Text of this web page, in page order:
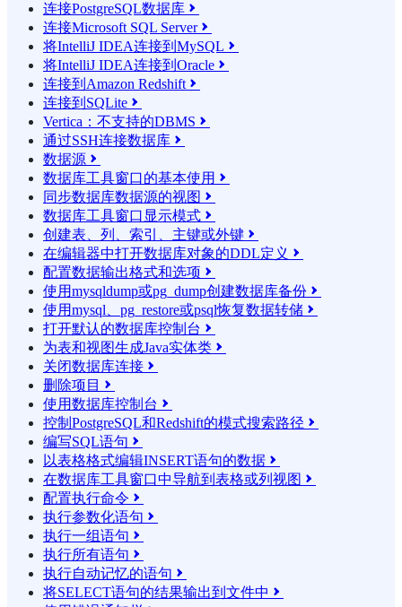
连接PostgreSQL数据库 
连接Microsoft SQL Server
将IntelliJ IDEA连接到MySQL 
将IntelliJ IDEA连接到Oracle 
连接到Amazon Redshift 
连接到SQLite 
Vertica：不支持的DBMS 
通过SSH连接数据库 
数据源 
数据库工具窗口的基本使用 
同步数据库数据源的视图 
数据库工具窗口显示模式 
创建表、列、索引、主键或外键 
在编辑器中打开数据库对象的DDL定义 
配置数据输出格式和选项 
使用mysqldump或pg_dump创建数据库备份 
使用mysql、pg_restore或psql恢复数据转储 
打开默认的数据库控制台 
为表和视图生成Java实体类 
关闭数据库连接 
删除项目 
使用数据库控制台 
控制PostgreSQL和Redshift的模式搜索路径 
编写SQL语句 
以表格格式编辑INSERT语句的数据 
在数据库工具窗口中导航到表格或列视图 
配置执行命令 
执行参数化语句 
执行一组语句 
执行所有语句 
执行自动记忆的语句 
将SELECT语句的结果输​​出到文件中 